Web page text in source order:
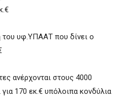
υφ.ΥΠΑΑΤ που δίνει ο
ανέρχονται στους 4000
για 170 εκ.€ υπόλοιπα κονδύλια